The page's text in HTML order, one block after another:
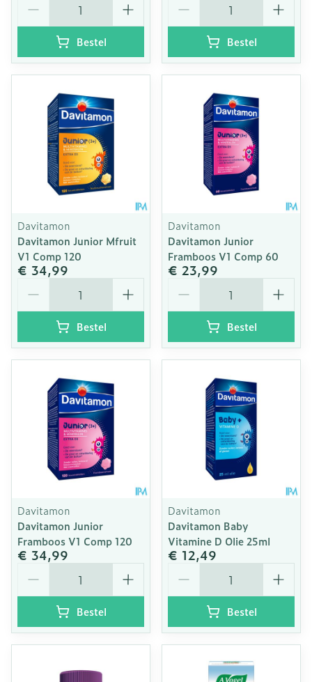
Bestel Bestel
Davitamon
Davitamon Junior Mfruit
V1 Comp 120
€ 34,99
Bestel
Davitamon
Davitamon Junior
Framboos V1 Comp 60
€ 23,99
Bestel
Davitamon
Davitamon Junior
Framboos V1 Comp 120
€ 34,99
Bestel
Davitamon
Davitamon Baby
Vitamine D Olie 25ml
€ 12,49
Bestel